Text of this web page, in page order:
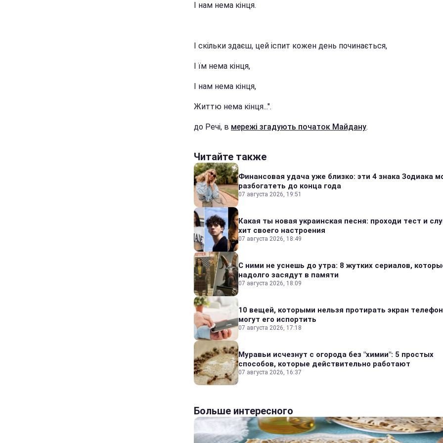
І нам нема кінця.
І скільки здаєш, цей іспит кожен день починається,
І їм нема кінця,
І нам нема кінця,
Життю нема кінця...".
до Речі, в мережі згадують початок Майдану.
Читайте также
Финансовая удача уже близко: эти 4 знака Зодиака
разбогатеть до конца года
07 августа 2026, 19:51
Какая ты новая украинская песня: проходи тест и
хит своего настроения
07 августа 2026, 18:49
С ними не уснешь до утра: 8 жутких сериалов,
надолго засядут в памяти
07 августа 2026, 18:09
10 вещей, которыми нельзя протирать экран
могут его испортить
07 августа 2026, 17:18
Муравьи исчезнут с огорода без "химии": 5 простых
способов, которые действительно работают
07 августа 2026, 16:37
Больше интересного